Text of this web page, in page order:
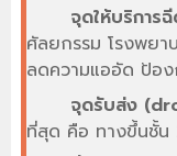
จุดให้บริการ
ศัลยกรรม โรงพยา
ลดความแออัด ป้อง
จุดรับส่ง
ที่สุด คือ ทางขึ้นชั้น